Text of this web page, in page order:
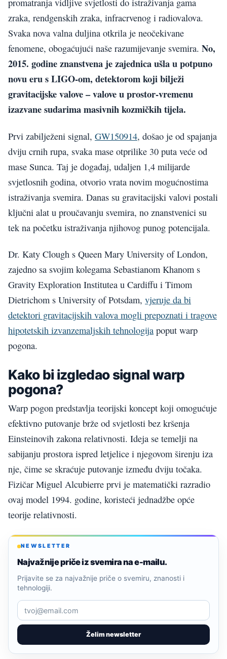
promatranja vidljive svjetlosti do istraživanja gama
zraka, rendgenskih zraka, infracrvenog i radiovalova.
Svaka nova valna duljina otkrila je neočekivane
fenomene, obogaćujući naše razumijevanje svemira. No,
2015. godine znanstvena je zajednica ušla u potpuno
novu eru s LIGO-om, detektorom koji bilježi
gravitacijske valove – valove u prostor-vremenu
izazvane sudarima masivnih kozmičkih tijela.
Prvi zabilježeni signal, GW150914, došao je od spajanja
dviju crnih rupa, svaka mase otprilike 30 puta veće od
mase Sunca. Taj je događaj, udaljen 1,4 milijarde
svjetlosnih godina, otvorio vrata novim mogućnostima
istraživanja svemira. Danas su gravitacijski valovi postali
ključni alat u proučavanju svemira, no znanstvenici su
tek na početku istraživanja njihovog punog potencijala.
Dr. Katy Clough s Queen Mary University of London,
zajedno sa svojim kolegama Sebastianom Khanom s
Gravity Exploration Institutea u Cardiffu i Timom
Dietrichom s University of Potsdam, vjeruje da bi
detektori gravitacijskih valova mogli prepoznati i tragove
hipotetskih izvanzemaljskih tehnologija poput warp
pogona.
Kako bi izgledao signal warp
pogona?
Warp pogon predstavlja teorijski koncept koji omogućuje
efektivno putovanje brže od svjetlosti bez kršenja
Einsteinovih zakona relativnosti. Ideja se temelji na
sabijanju prostora ispred letjelice i njegovom širenju iza
nje, čime se skraćuje putovanje između dviju točaka.
Fizičar Miguel Alcubierre prvi je matematički razradio
ovaj model 1994. godine, koristeći jednadžbe opće
teorije relativnosti.
NEWSLETTER
Najvažnije priče iz svemira na e-mailu.
Želim newsletter
Prijavite se za najvažnije priče o svemiru, znanosti i
tehnologiji.